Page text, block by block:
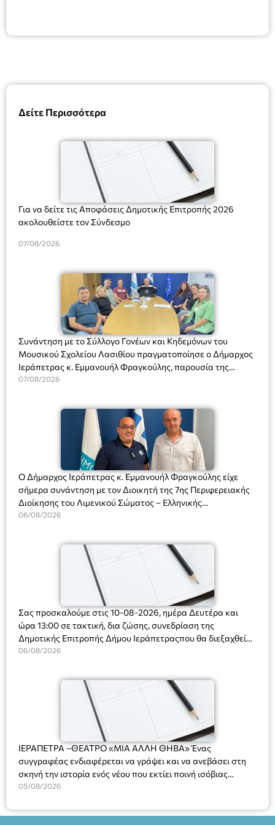
Δείτε Περισσότερα
Για να δείτε τις Αποφάσεις Δημοτικής Επιτροπής 2026
ακολουθείστε τον Σύνδεσμο
07/08/2026
Συνάντηση με το Σύλλογο Γονέων και Κηδεμόνων του
Μουσικού Σχολείου Λασιθίου πραγματοποίησε ο Δήμαρχος
Ιεράπετρας κ. Εμμανουήλ Φραγκούλης, παρουσία της
Διευθύντριας του σχολείου κας Μαριάννας Χαΐτα.
07/08/2026
Ο Δήμαρχος Ιεράπετρας κ. Εμμανουήλ Φραγκούλης είχε
σήμερα συνάντηση με τον Διοικητή της 7ης Περιφερειακής
Διοίκησης του Λιμενικού Σώματος – Ελληνικής
Ακτοφυλακής (Λ.Σ.-ΕΛ.ΑΚΤ.), Αρχιπλοίαρχο Λ.Σ. κ. Ιωάννη
06/08/2026
Σας προσκαλούμε στις 10-08-2026, ημέρα Δευτέρα και
ώρα 13:00 σε τακτική, δια ζώσης, συνεδρίαση της
Δημοτικής Επιτροπής Δήμου Ιεράπετραςπου θα διεξαχθεί
στο Δημοτικό Κατάστημα, Δημοκρατίας 31 στην αίθουσα
και λήψη αποφάσεων στα παρακάτω θέματα:
06/08/2026
ΙΕΡΑΠΕΤΡΑ –ΘΕΑΤΡΟ «ΜΙΑ ΑΛΛΗ ΘΗΒΑ» Ένας
συγγραφέας ενδιαφέρεται να γράψει και να ανεβάσει στη
σκηνή την ιστορία ενός νέου που εκτίει ποινή ισόβιας
κάθειρξης για πατροκτονία. Ένα πολυβραβευμένο έργο για
ασθένεια, τον ερωτισμό. Ένα έργο αινιγματικό, συγκινητικό,
05/08/2026